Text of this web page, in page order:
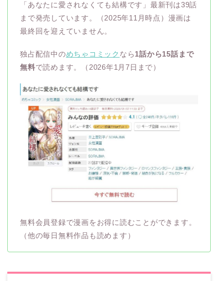
「あなたに愛されなくても結構です」最新刊は39話
まで発売しています。（2025年11月時点）漫画は
最終回を迎えていません。
独占配信中のめちゃコミック なら1話から15話まで
無料で読めます。（2026年1月7日まで）
無料会員登録で漫画をお得に読むことができます。
（他の毎日無料作品も読めます）